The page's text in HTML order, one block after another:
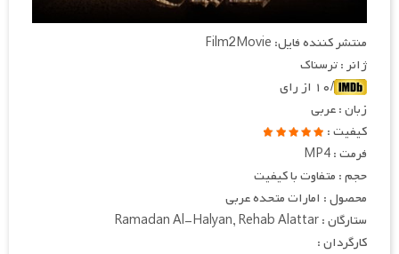
منتشر کننده فایل: Film2Movie
ژانر : ترسناک
/۱۰ از رای
زبان : عربی
کیفیت :
فرمت : MP4
حجم : متفاوت با کیفیت
محصول : امارات متحده عربی
ستارگان : Ramadan Al-Halyan, Rehab Alattar
کارگردان :